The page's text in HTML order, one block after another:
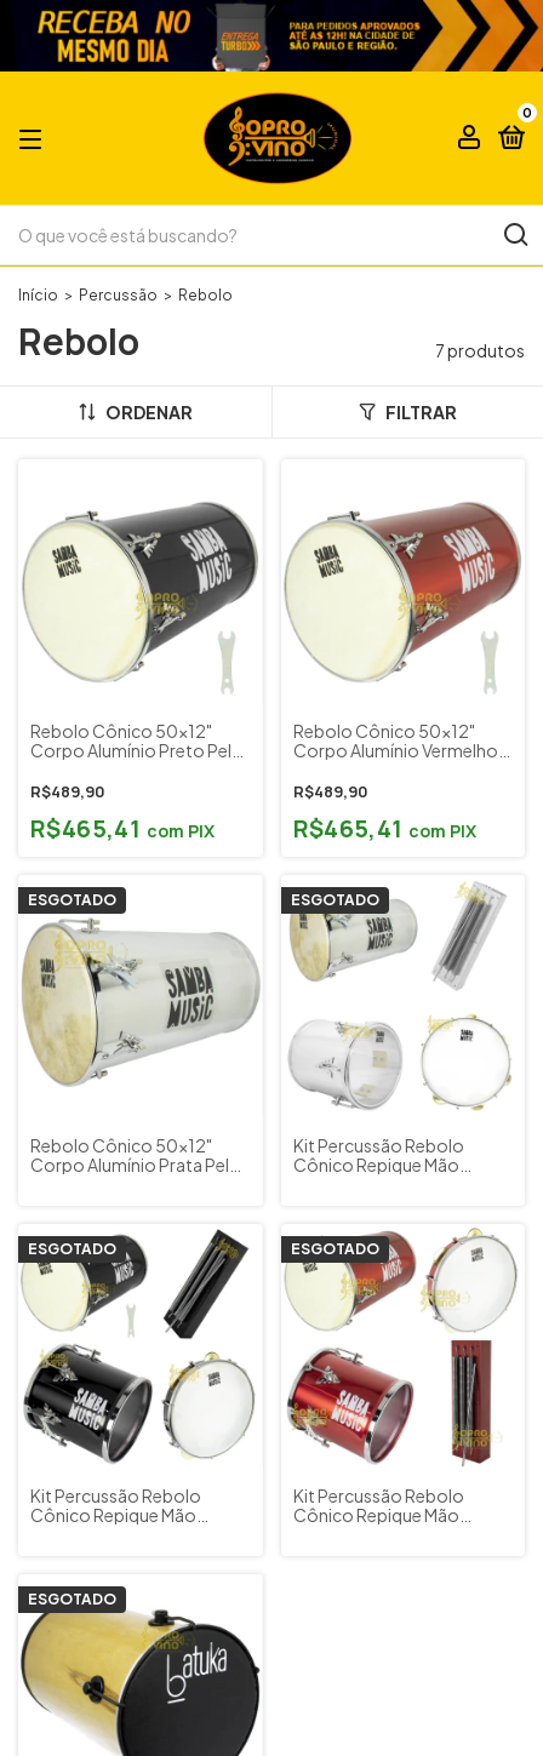
0
Início > Percussão > Rebolo
Rebolo 7 produtos
ORDENAR FILTRAR
Rebolo Cônico 50x12"
Corpo Alumínio Preto Pele
Cód. 922CO AL BK
R$489,90
R$465,41 com PIX
Rebolo Cônico 50x12"
Corpo Alumínio Vermelho
PHX Cód. 922CO AL RD
R$489,90
R$465,41 com PIX
ESGOTADO
Rebolo Cônico 50x12"
Corpo Alumínio Prata Pele
ESGOTADO
Kit Percussão Rebolo
Cônico Repique Mão
ESGOTADO
Kit Percussão Rebolo
Cônico Repique Mão
ESGOTADO
Kit Percussão Rebolo
Cônico Repique Mão
ESGOTADO